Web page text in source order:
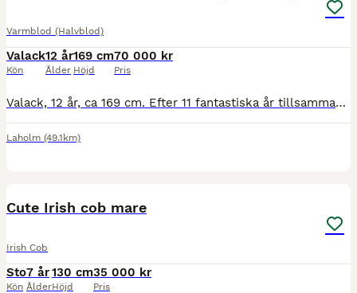
Varmblod (Halvblod)
Valack
Kön
12 år
Ålder
169 cm
Höjd
70 000 kr
Pris
Valack, 12 år, ca 169 cm. Efter 11 fantastiska år tillsammans är det dags för min hjärtehäst att hitta ett nytt hem. Jag har haft honom sedan han var ett år gammal och säljer honom enbart på grund av tidsbrist. Han har sedan i maj gått på bete och blivit lite väl rund om magen, så nya ägaren får räkna med att sätta igång honom igen. Innan dess har han varit i regelbunden
Laholm (49.1km)
Cute Irish cob mare
Irish Cob
Sto
Kön
7 år
Ålder
130 cm
Höjd
35 000 kr
Pris